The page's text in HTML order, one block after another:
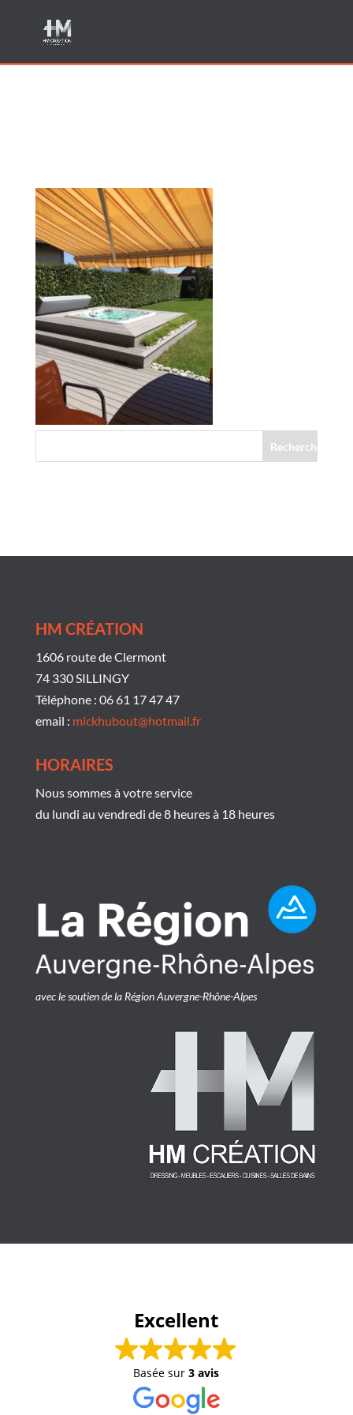
HM CRÉATION
1606 route de Clermont
74 330 SILLINGY
Téléphone : 06 61 17 47 47
email : mickhubout@hotmail.fr
HORAIRES
Nous sommes à votre service
du lundi au vendredi de 8 heures à 18 heures
avec le soutien de la Région Auvergne-Rhône-Alpes
Excellent
Basée sur3 avis